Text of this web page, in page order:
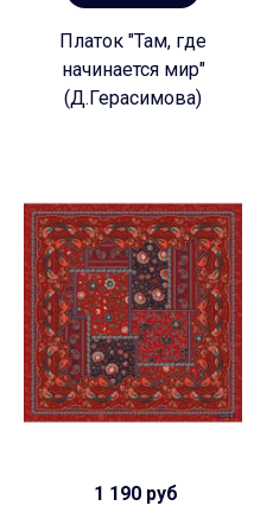
Платок "Там, где
начинается мир"
(Д.Герасимова)
1 190 руб